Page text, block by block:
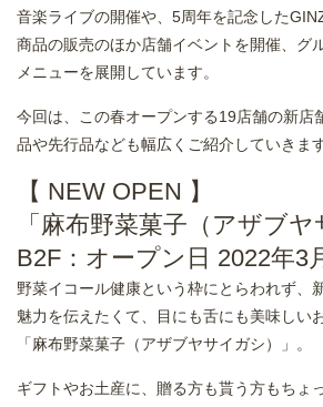
音楽ライブの開催や、5周年を記念した
商品の販売のほか店舗イベントを開催、グ
メニューを展開しています。
今回は、この春オープンする19店舗の新店
品や先行品なども幅広くご紹介していきます
【 NEW OPEN 】
「麻布野菜菓子（アザブ
B2F：オープン日 2022年3
野菜イコール健康という枠にとらわれず、
魅力を伝えたくて、目にも舌にも美味しい
「麻布野菜菓子（アザブヤサイガシ）」。
ギフトやお土産に、贈る方も貰う方もちょ